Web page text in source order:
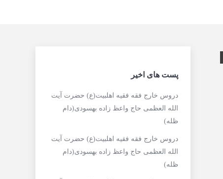
پست های اخیر
دروس خارج فقه فقیه اهلبیت(ع) حضرت آیت
الله العظمی حاج واعظ زاده بهسودی(دام
ظله)
دروس خارج فقه فقیه اهلبیت(ع) حضرت آیت
الله العظمی حاج واعظ زاده بهسودی(دام
ظله)